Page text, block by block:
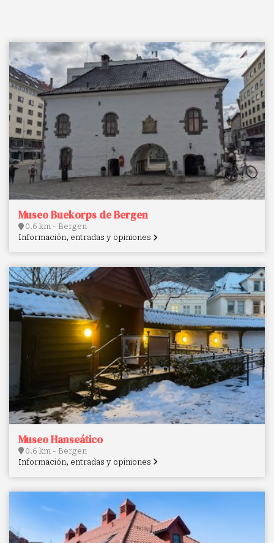
Museo Buekorps de Bergen
0.6 km - Bergen
Información, entradas y opiniones
Museo Hanseático
0.6 km - Bergen
Información, entradas y opiniones